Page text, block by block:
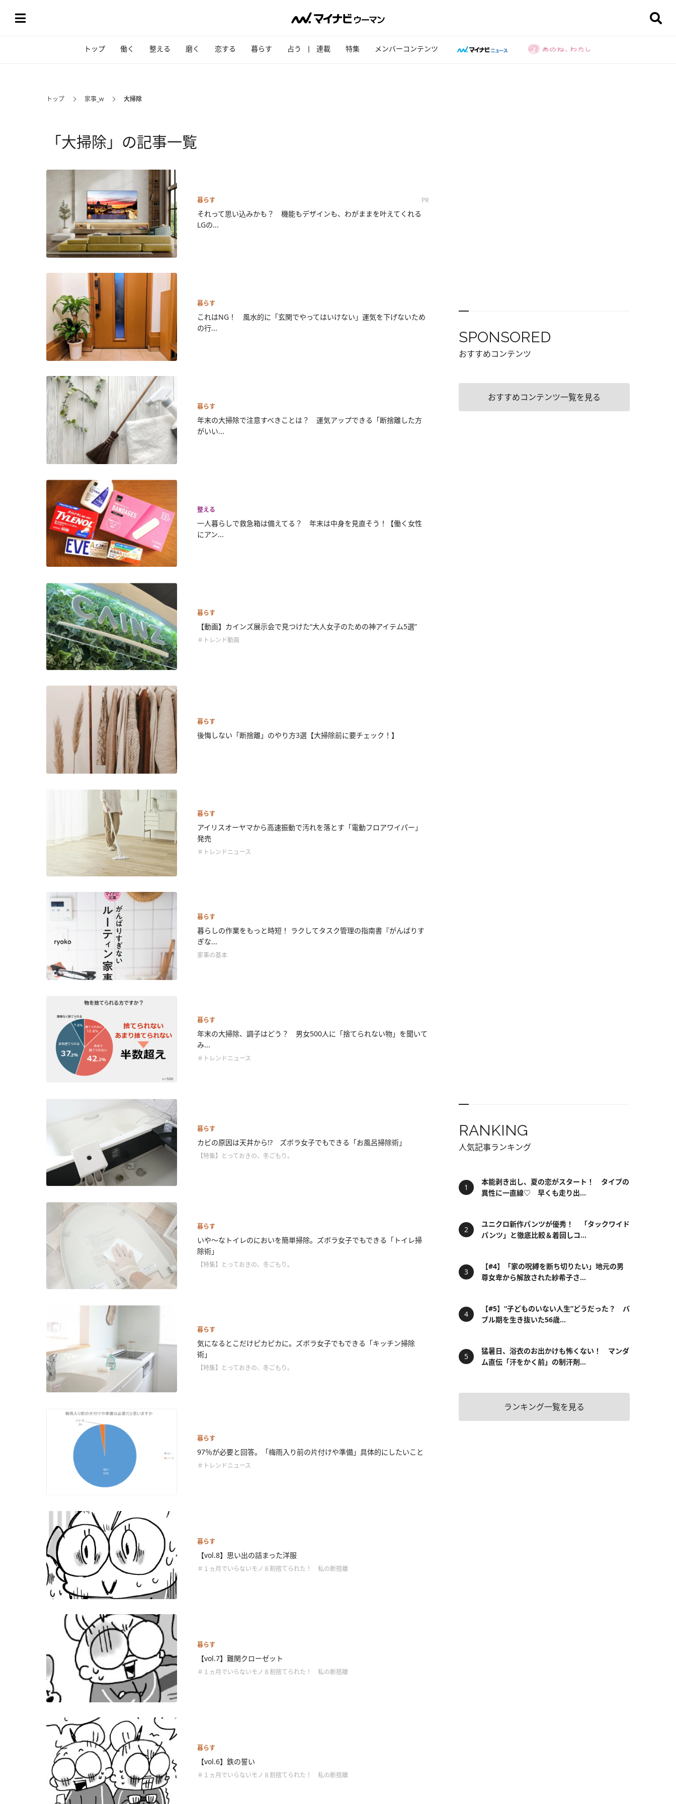
トップ 働く 整える 磨く 恋する 暮らす 占う 連載 特集 メンバーコンテンツ
トップ 家事_w 大掃除
「大掃除」の記事一覧
暮らす PR
それって思い込みかも？ 機能もデザインも、わがままを叶えてくれる
LGの...
暮らす
これはNG！ 風水的に「玄関でやってはいけない」運気を下げないため
の行...
暮らす
年末の大掃除で注意すべきことは？ 運気アップできる「断捨離した方
がいい...
整える
一人暮らしで救急箱は備えてる？ 年末は中身を見直そう！【働く女性
にアン...
暮らす
【動画】カインズ展示会で見つけた“大人女子のための神アイテム5選”
＃トレンド動画
暮らす
後悔しない「断捨離」のやり方3選【大掃除前に要チェック！】
暮らす
アイリスオーヤマから高速振動で汚れを落とす「電動フロアワイパー」
発売
＃トレンドニュース
暮らす
暮らしの作業をもっと時短！ ラクしてタスク管理の指南書『がんばりす
ぎな...
家事の基本
暮らす
年末の大掃除、調子はどう？ 男女500人に「捨てられない物」を聞いて
み...
＃トレンドニュース
暮らす
カビの原因は天井から!? ズボラ女子でもできる「お風呂掃除術」
【特集】とっておきの、冬ごもり。
暮らす
いや～なトイレのにおいを簡単掃除。ズボラ女子でもできる「トイレ掃
除術」
【特集】とっておきの、冬ごもり。
暮らす
気になるとこだけピカピカに。ズボラ女子でもできる「キッチン掃除
術」
【特集】とっておきの、冬ごもり。
暮らす
97％が必要と回答。「梅雨入り前の片付けや準備」具体的にしたいこと
＃トレンドニュース
暮らす
【vol.8】思い出の詰まった洋服
＃１ヵ月でいらないモノ８割捨てられた！ 私の断捨離
暮らす
【vol.7】難関クローゼット
＃１ヵ月でいらないモノ８割捨てられた！ 私の断捨離
暮らす
【vol.6】鉄の誓い
＃１ヵ月でいらないモノ８割捨てられた！ 私の断捨離
SPONSORED
おすすめコンテンツ
おすすめコンテンツ一覧を見る
RANKING
人気記事ランキング
本能剥き出し、夏の恋がスタート！ タイプの
異性に一直線♡ 早くも走り出...
ユニクロ新作パンツが優秀！ 「タックワイド
パンツ」と徹底比較＆着回しコ...
【#4】「家の呪縛を断ち切りたい」地元の男
尊女卑から解放された紗希子さ...
【#5】“子どものいない人生”どうだった？ バ
ブル期を生き抜いた56歳...
猛暑日、浴衣のお出かけも怖くない！ マンダ
ム直伝「汗をかく前」の制汗剤...
ランキング一覧を見る